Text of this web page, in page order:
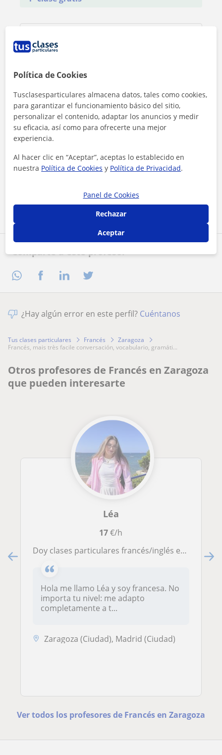
Comparte a este profesor
Al hacer clic, aceptas nuestroaviso legaly deprivacidad
Contactar ahora
¿Hay algún error en este perfil? Cuéntanos
Tus clases particulares Francés
Zaragoza
francés, mais très facile conversación, vocabulario, gramáti...
Otros profesores de Francés en Zaragoza
que pueden interesarte
Léa
17€/h
Doy clases particulares francés/inglés en Madrid
Hola me llamo Léa y soy francesa. No
importa tu nivel: me adapto
completamente a t...
Zaragoza (Ciudad), Madrid (Ciudad)
Ver todos los profesores de Francés en Zaragoza
Política de Cookies
Tusclasesparticulares almacena datos, tales como cookies,
para garantizar el funcionamiento básico del sitio,
personalizar el contenido, adaptar los anuncios y medir
su eficacia, así como para ofrecerte una mejor
experiencia.
Al hacer clic en “Aceptar”, aceptas lo establecido en
nuestra Política de Cookies y Política de Privacidad.
Panel de Cookies
Rechazar
Aceptar